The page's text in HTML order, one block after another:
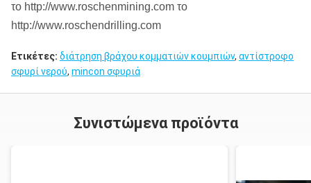
το http://www.roschenmining.com το
http://www.roschendrilling.com
Ετικέτες: διάτρηση βράχου κομματιών κουμπιών, αντίστροφο
σφυρί νερού, mincon σφυριά
Συνιστώμενα προϊόντα